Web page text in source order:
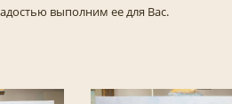
выполним ее для Вас.